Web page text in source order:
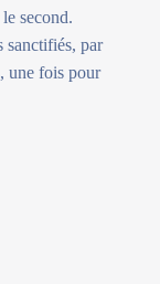
second.
sanctifiés, par
une fois pour